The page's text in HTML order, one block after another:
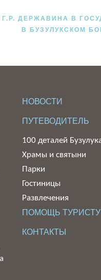
ДЕРЖАВИНА В
В БУЗУЛУКСКОМ
НОВОСТИ
ПУТЕВОДИТЕЛЬ
100 деталей
Храмы и святыни
Парки
Гостиницы
Развлечения
ПОМОЩЬ ТУРИСТУ
КОНТАКТЫ